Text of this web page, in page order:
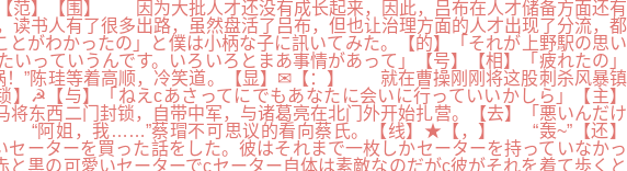
范】【围】 因为大批人才还没有成长起来，因此，吕布在人才储备方面还有
书人有了很多出路，虽然盘活了吕布，但也让治理方面的人才出现了分流，都
がわかったの」と僕は小柄な子に訊いてみた。【的】「それが上野駅の思い
っていうんです。いろいろとまあ事情があって」【号】【相】「疲れたの」
”陈珪等着高顺，冷笑道。【显】✉【：】 就在曹操刚刚将这股刺杀风暴镇
☭【与】「ねえcあさってにでもあなたに会いに行っていいかしら」【主】
西二门封锁，自带中军，与诸葛亮在北门外开始扎营。【去】「悪いんだけ
“阿姐，我……”蔡瑁不可思议的看向蔡氏。【线】★【，】 “轰~”【还】
ーターを買った話をした。彼はそれまで一枚しかセーターを持っていなかっ
黒の可愛いセーターでcセーター自体は素敵なのだがc彼がそれを着て歩くと